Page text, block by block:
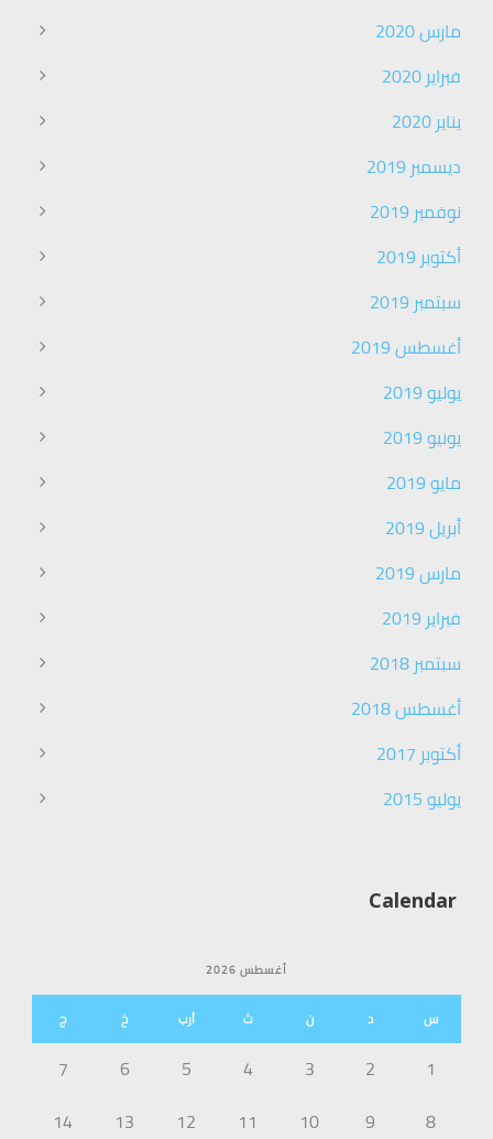
مارس 2020
فبراير 2020
يناير 2020
ديسمبر 2019
نوفمبر 2019
أكتوبر 2019
سبتمبر 2019
أغسطس 2019
يوليو 2019
يونيو 2019
مايو 2019
أبريل 2019
مارس 2019
فبراير 2019
سبتمبر 2018
أغسطس 2018
أكتوبر 2017
يوليو 2015
Calendar
أغسطس 2026
س د ن ث أرب خ ج
1
2
3
4
5
6
7
8
9
10
11
12
13
14